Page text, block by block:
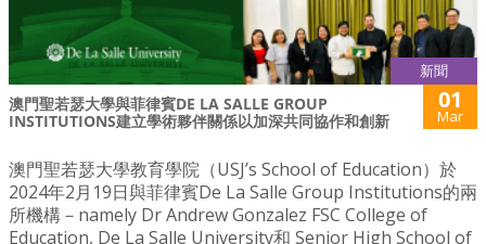
新聞
澳門聖若瑟大學與菲律賓DE LA SALLE GROUP
INSTITUTIONS建立學術夥伴關係以加深共同協作和創新
01
Mar
澳門聖若瑟大學教育學院（USJ’s School of Education）於
2024年2月19日與菲律賓De La Salle Group Institutions的兩
所機構－namely Dr Andrew Gonzalez FSC College of
Education, De La Salle University和 Senior High School of